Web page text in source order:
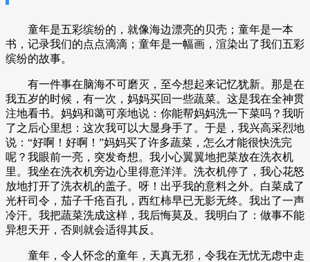
童年是五彩缤纷的，就像海边漂亮的贝壳；童年是一本
书，记录我们的点点滴滴；童年是一幅画，渲染出了我们五彩
缤纷的故事。
有一件事在脑海不可磨灭，至今想起来记忆犹新。那是在
我五岁的时候，有一次，妈妈买回一些蔬菜。这是我在全神贯
注地看书。妈妈和蔼可亲地说：你能帮妈妈洗一下菜吗？我听
了之后心里想：这次我可以大显身手了。于是，我兴高采烈地
说：“好啊！好啊！”妈妈买了许多蔬菜，怎么才能很快洗完
呢？我眼前一亮，突发奇想。我小心翼翼地把菜放在洗衣机
里。我坐在洗衣机旁边心里得意洋洋。洗衣机停了，我心花怒
放地打开了洗衣机的盖子。呀！出乎我的意料之外。白菜成了
光杆司令，茄子千疮百孔，西红柿早已无影无终。我出了一声
冷汗。我把蔬菜洗成这样，我后悔莫及。我明白了：做事不能
异想天开，否则就会适得其反。
童年，令人怀念的童年，天真无邪，令我在无忧无虑中走